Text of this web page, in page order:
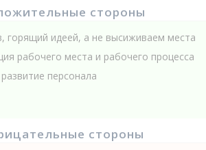
стороны
горящий идеей, а не высиживаем места
рабочего места и рабочего процесса
персонала
стороны